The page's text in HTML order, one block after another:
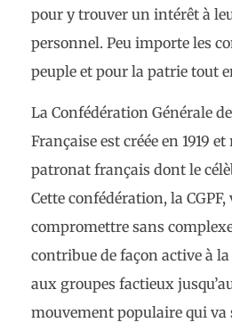
pour y trouver un intérêt à
personnel. Peu importe les
peuple et pour la patrie tout
La Confédération Générale
Française est créée en 1919
patronat français dont le
Cette confédération, la CGPF,
compromettre sans
contribue de façon active à la
aux groupes factieux
mouvement populaire qui va